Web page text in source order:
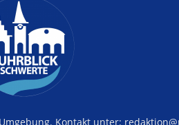
Kontakt unter: